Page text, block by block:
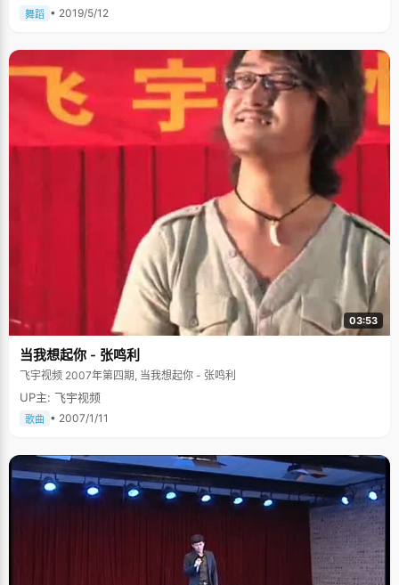
舞蹈 • 2019/5/12
03:53
当我想起你 - 张鸣利
飞宇视频 2007年第四期, 当我想起你 - 张鸣利
UP主: 飞宇视频
歌曲 • 2007/1/11